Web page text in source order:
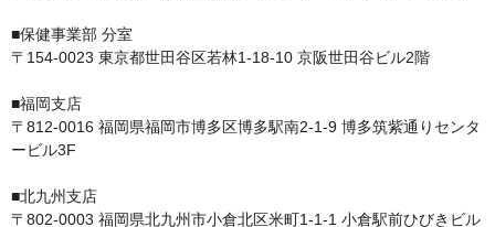
■保健事業部 分室
〒154-0023 東京都世田谷区若林1-18-10 京阪世田谷ビル2階
■福岡支店
〒812-0016 福岡県福岡市博多区博多駅南2-1-9 博多筑紫通りセンタ
ービル3F
■北九州支店
〒802-0003 福岡県北九州市小倉北区米町1-1-1 小倉駅前ひびきビル